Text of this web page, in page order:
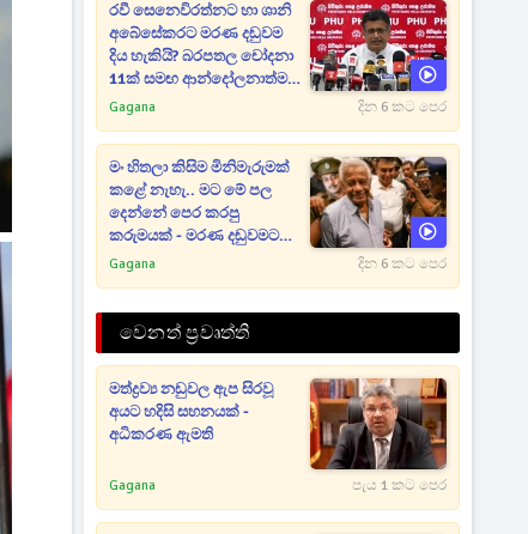
රවී සෙනෙවිරත්නට හා ශානි
අබේසේකරට මරණ දඬුවම
දිය හැකියි? බරපතල චෝදනා
11ක් සමඟ ආන්දෝලනාත්මක
ප්‍රකාශයක් [VIDEO]
Gagana දින 6 කට පෙර
මං හිතලා කිසිම මිනිමැරුමක්
කළේ නැහැ.. මට මේ පල
දෙන්නේ පෙර කරපු
කරුමයක් - මරණ දඬුවමට
කළින් කට ඇරපු පූජිත් හඬා
Gagana දින 6 කට පෙර
වෙනත් ප්‍රවෘත්ති
මත්ද්‍රව්‍ය නඩුවල ඇප සිරවූ
අයට හදිසි සහනයක් -
අධිකරණ ඇමති
Gagana පැය 1 කට පෙර